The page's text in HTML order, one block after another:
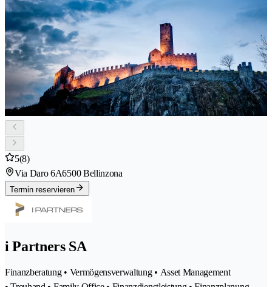
5(8)
Via Daro 6A6500 Bellinzona
Termin reservieren
i Partners SA
Finanzberatung • Vermögensverwaltung • Asset Management